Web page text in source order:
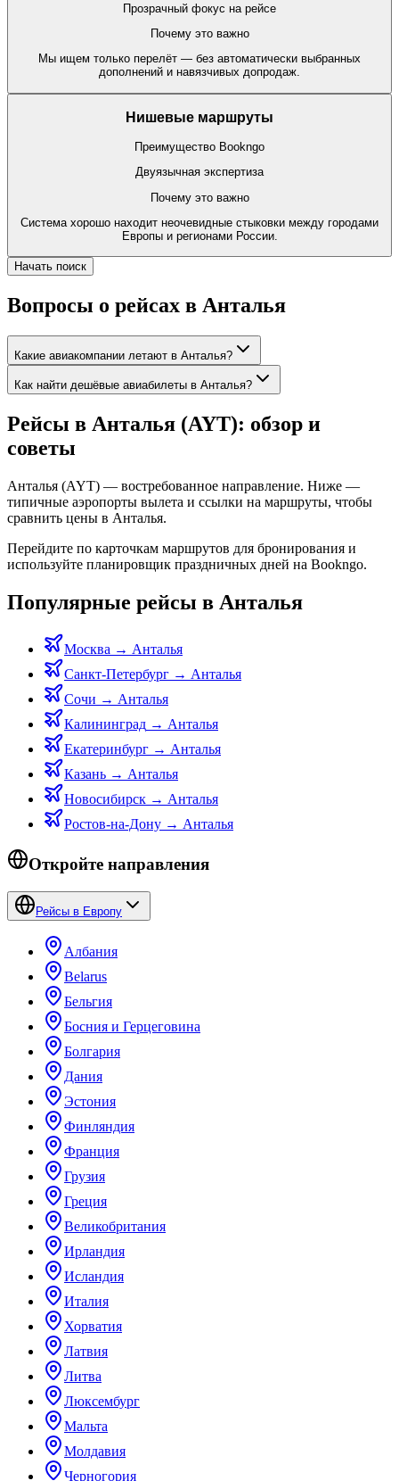
Прозрачный фокус на рейсе
Почему это важно
Мы ищем только перелёт — без автоматически выбранных
дополнений и навязчивых допродаж.
Нишевые маршруты
Преимущество Bookngo
Двуязычная экспертиза
Почему это важно
Система хорошо находит неочевидные стыковки между городами
Европы и регионами России.
Начать поиск
Вопросы о рейсах в Анталья
Какие авиакомпании летают в Анталья?
Как найти дешёвые авиабилеты в Анталья?
Рейсы в Анталья (AYT): обзор и
советы
Анталья (AYT) — востребованное направление. Ниже —
типичные аэропорты вылета и ссылки на маршруты, чтобы
сравнить цены в Анталья.
Перейдите по карточкам маршрутов для бронирования и
используйте планировщик праздничных дней на Bookngo.
Популярные рейсы в Анталья
Москва → Анталья
Санкт-Петербург → Анталья
Сочи → Анталья
Калининград → Анталья
Екатеринбург → Анталья
Казань → Анталья
Новосибирск → Анталья
Ростов-на-Дону → Анталья
Откройте направления
Рейсы в Европу
Албания
Belarus
Бельгия
Босния и Герцеговина
Болгария
Дания
Эстония
Финляндия
Франция
Грузия
Греция
Великобритания
Ирландия
Исландия
Италия
Хорватия
Латвия
Литва
Люксембург
Мальта
Молдавия
Черногория